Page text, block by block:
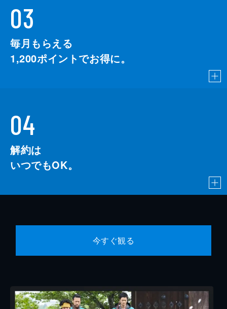
03
毎月もらえる
1,200ポイントでお得に。
04
解約は
いつでもOK。
今すぐ観る